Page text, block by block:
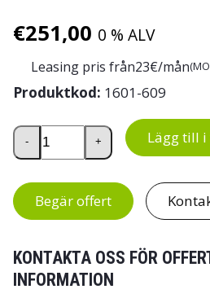
€251,00 0 % ALV
Leasing pris från23€/mån
Produktkod: 1601-609
SANDi sandlåda 220 liter mängd
- + Lägg till
Begär offert
KONTAKTA OSS FÖR
INFORMATION